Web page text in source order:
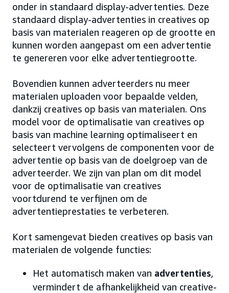
onder in standaard display-advertenties. Deze
standaard display-advertenties in creatives op
basis van materialen reageren op de grootte en
kunnen worden aangepast om een advertentie
te genereren voor elke advertentiegrootte.
Bovendien kunnen adverteerders nu meer
materialen uploaden voor bepaalde velden,
dankzij creatives op basis van materialen. Ons
model voor de optimalisatie van creatives op
basis van machine learning optimaliseert en
selecteert vervolgens de componenten voor de
advertentie op basis van de doelgroep van de
adverteerder. We zijn van plan om dit model
voor de optimalisatie van creatives
voortdurend te verfijnen om de
advertentieprestaties te verbeteren.
Kort samengevat bieden creatives op basis van
materialen de volgende functies:
Het automatisch maken van advertenties,
vermindert de afhankelijkheid van creative-